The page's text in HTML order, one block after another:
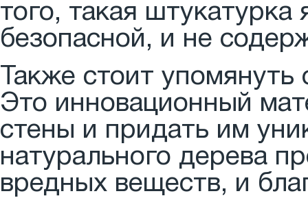
того, такая штукатурка
безопасной, и не
Также стоит упомянуть
Это инновационный
стены и придать им
натурального дерева
вредных веществ, и